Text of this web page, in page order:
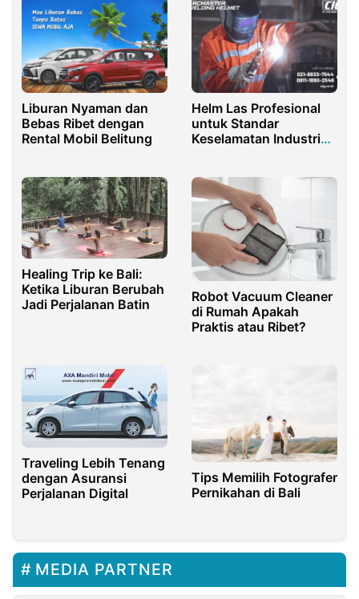
Liburan Nyaman dan
Bebas Ribet dengan
Rental Mobil Belitung
Helm Las Profesional
untuk Standar
Keselamatan Industri
Healing Trip ke Bali:
Ketika Liburan Berubah
Jadi Perjalanan Batin
Robot Vacuum Cleaner
di Rumah Apakah
Praktis atau Ribet?
Traveling Lebih Tenang
dengan Asuransi
Perjalanan Digital
Tips Memilih Fotografer
Pernikahan di Bali
MEDIA PARTNER